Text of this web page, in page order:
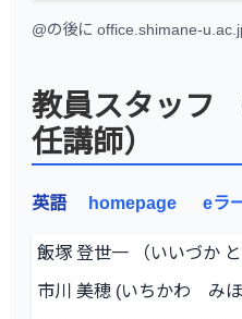
@の後に office.shimane-
教員スタッフ
任講師）
英語 homepage eラ
飯塚 登世一 （いいづか
市川 美穂 (いちかわ み